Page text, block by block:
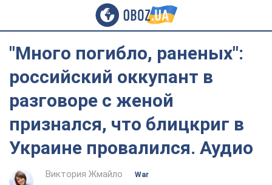
"Много погибло, раненых":
российский оккупант в
разговоре с женой
признался, что блицкриг в
Украине провалился. Аудио
Виктория Жмайло
War